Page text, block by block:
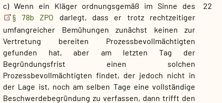
22
c) Wenn ein Kläger ordnungsgemäß im Sinne des
§ 78b ZPO darlegt, dass er trotz rechtzeitiger
umfangreicher Bemühungen zunächst keinen zur
Vertretung bereiten Prozessbevollmächtigten
gefunden hat, aber am letzten Tag der
Begründungsfrist einen solchen
Prozessbevollmächtigten findet, der jedoch nicht in
der Lage ist, noch am selben Tage eine vollständige
Beschwerdebegründung zu verfassen, dann trifft den